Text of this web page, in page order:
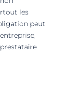
les
peut